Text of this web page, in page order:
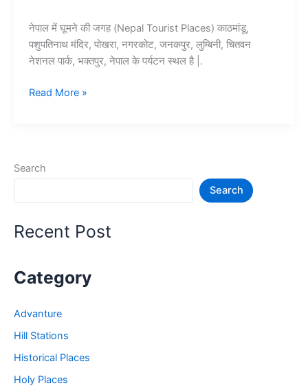
नेपाल में घूमने की जगह (Nepal Tourist Places) काठमांडू,
पशुपतिनाथ मंदिर, पोखरा, नगरकोट, जनकपुर, लुम्बिनी, चितवन
नेशनल पार्क, भक्तपुर, नेपाल के पर्यटन स्थल है |.
10+
जगह
Places
Read More »
Search
Search
Recent Post
Category
Advanture
Hill Stations
Historical Places
Holy Places